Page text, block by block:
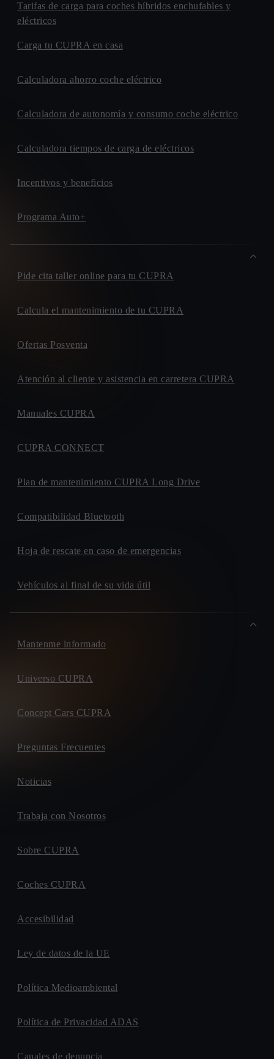
Tarifas de carga para coches híbridos enchufables y
eléctricos
Carga tu CUPRA en casa
Calculadora ahorro coche eléctrico
Calculadora de autonomía y consumo coche eléctrico
Calculadora tiempos de carga de eléctricos
Incentivos y beneficios
Programa Auto+
Pide cita taller online para tu CUPRA
Calcula el mantenimiento de tu CUPRA
Ofertas Posventa
Atención al cliente y asistencia en carretera CUPRA
Manuales CUPRA
CUPRA CONNECT
Plan de mantenimiento CUPRA Long Drive
Compatibilidad Bluetooth
Hoja de rescate en caso de emergencias
Vehículos al final de su vida útil
Mantenme informado
Universo CUPRA
Concept Cars CUPRA
Preguntas Frecuentes
Noticias
Trabaja con Nosotros
Sobre CUPRA
Coches CUPRA
Accesibilidad
Ley de datos de la UE
Política Medioambiental
Política de Privacidad ADAS
Canales de denuncia